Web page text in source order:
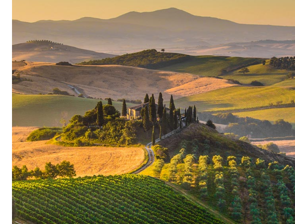
Toujours à l’avant-garde
Les vins de la famille Frescobaldi ne se contentent pas de fixer
sont depuis toujours les fleurons de leur région d’origine.
les Frescobaldi parviennent avec une constance
classiques toscans traditionnels de manière typique de la
et avec leur propre signature. En même temps, la famille est
innovations et a par exemple été à l’avant-garde de la création
Dès 1993, les Frescobaldi ont produit, en collaboration avec le
vigneron américain Robert Mondavi, le premier millésime du
Vite.
Les Marchesi de’ Frescobaldi sont également toujours à
s’agit de développer de nouvelles régions viticoles en Toscane.
témoigne leur présence dans la région viticole de Bolgheri
Tenuta dell’Ornellaia ou le domaine viticole Ammiraglia dans
famille a également fait preuve d’audace en introduisant des